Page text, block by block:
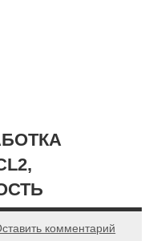
комментарий